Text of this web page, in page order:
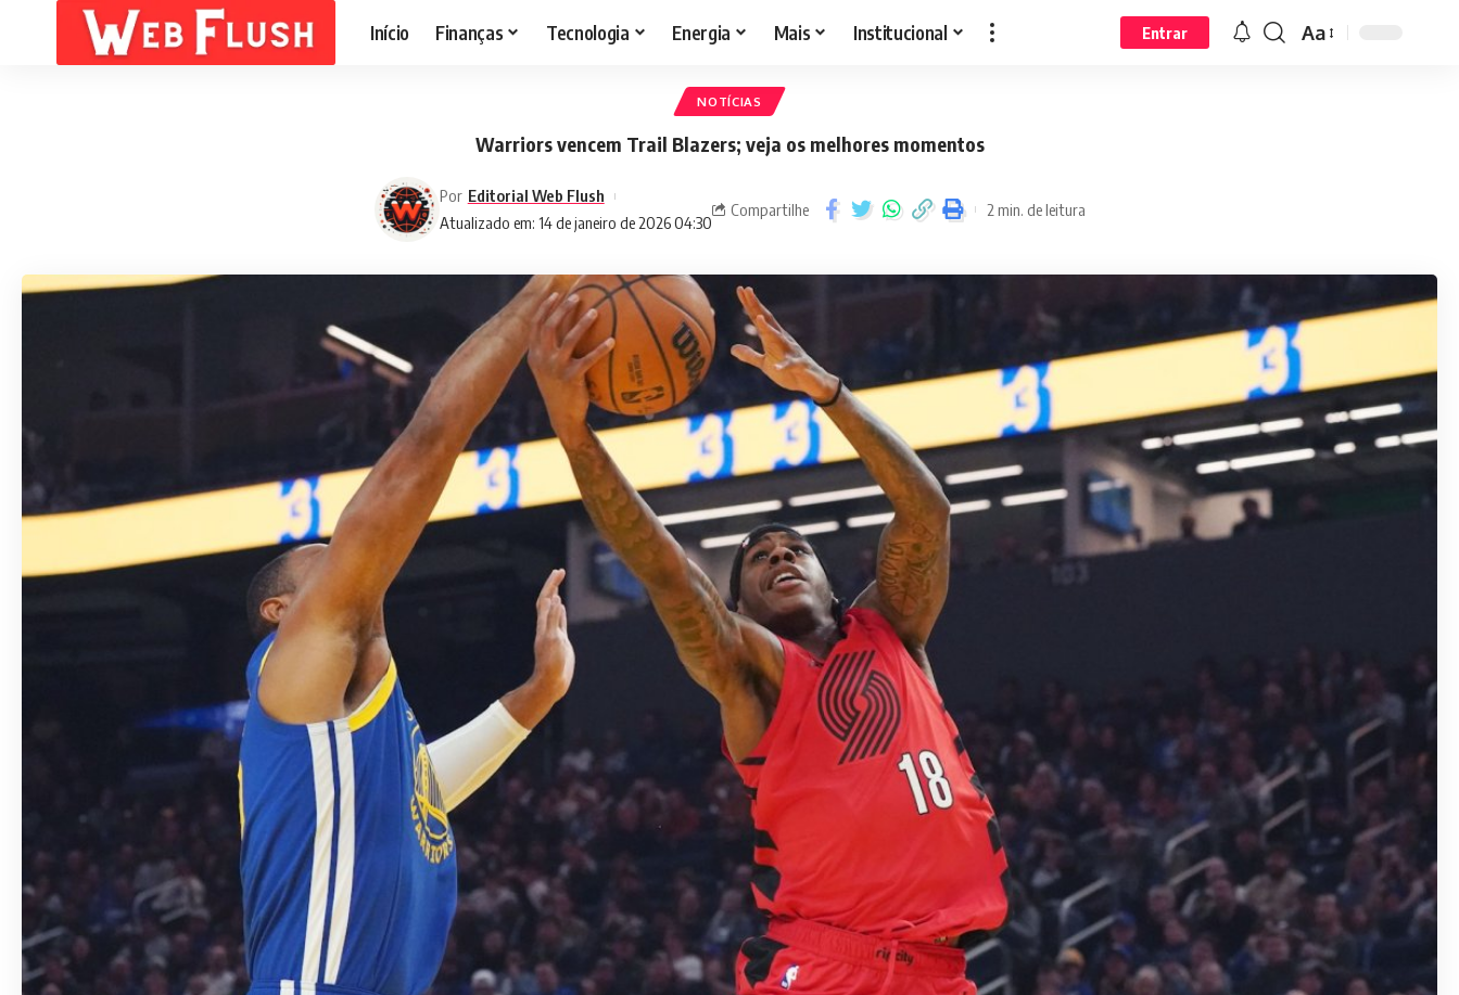
Início Finanças Tecnologia Energia Mais Institucional Entrar Aa
NOTÍCIAS
Warriors vencem Trail Blazers; veja os melhores momentos
Atualizado em: 14 de janeiro de 2026 04:30
Por Editorial Web Flush
Compartilhe 2 min. de leitura